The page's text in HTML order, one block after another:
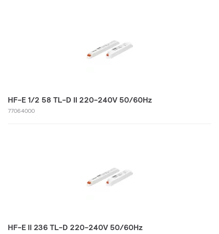
HF-E 1/2 58 TL-D II 220-240V 50/60Hz
77064000
HF-E II 236 TL-D 220-240V 50/60Hz